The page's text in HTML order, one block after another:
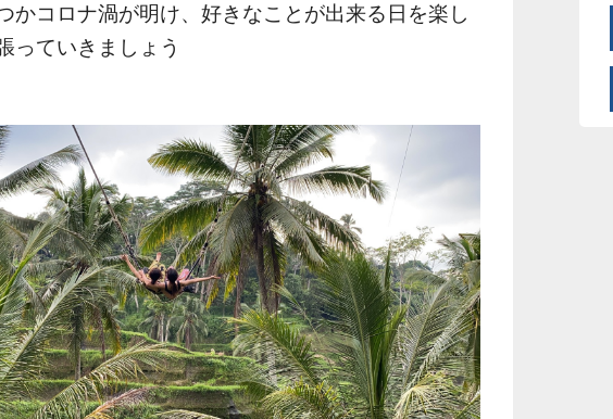
かコロナ渦が明け、好きなことが出来る日を楽し
っていきましょう